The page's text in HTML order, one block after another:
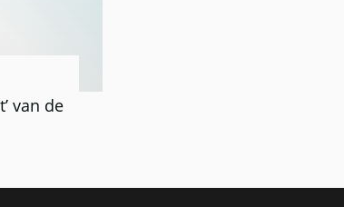
van de